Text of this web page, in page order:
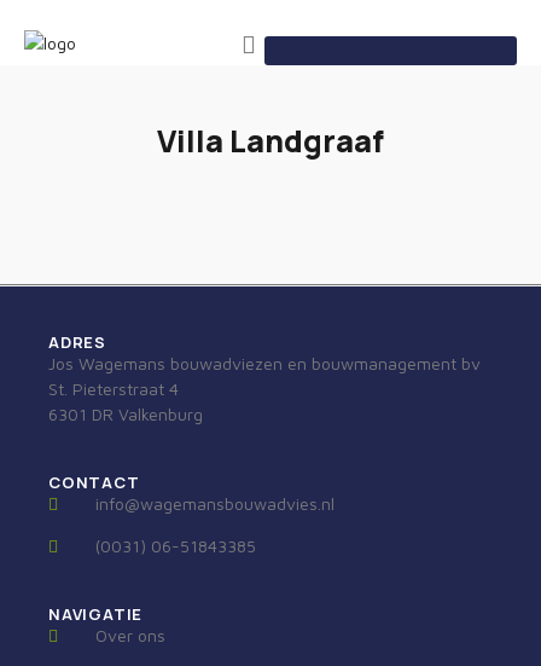
Villa Landgraaf
ADRES
Jos Wagemans bouwadviezen en bouwmanagement bv
St. Pieterstraat 4
6301 DR Valkenburg
CONTACT
info@wagemansbouwadvies.nl
(0031) 06-51843385
NAVIGATIE
Over ons